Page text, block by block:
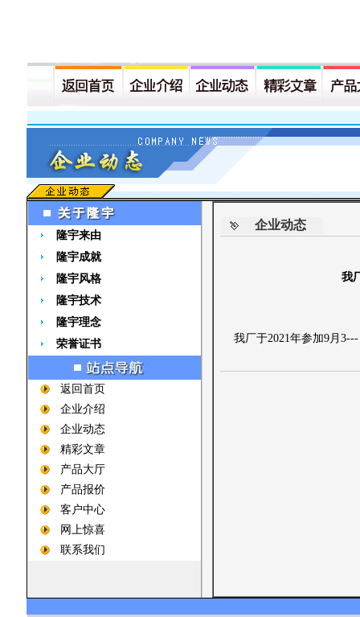
隆宇来由
隆宇成就
隆宇风格
隆宇技术
隆宇理念
荣誉证书
返回首页
企业介绍
企业动态
精彩文章
产品大厅
产品报价
客户中心
网上惊喜
联系我们
企业动态
我
我厂于2021年参加9月